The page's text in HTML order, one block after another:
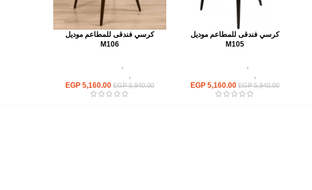
كرسي فندقى للمطاعم موديل
M105
كراسى,
وكافيهات,
EGP5,940.00
EGP 5,160.00
كرسي فندقى للمطاعم موديل
M106
كراسى,
وكافيهات,
EGP5,940.00
EGP 5,160.00